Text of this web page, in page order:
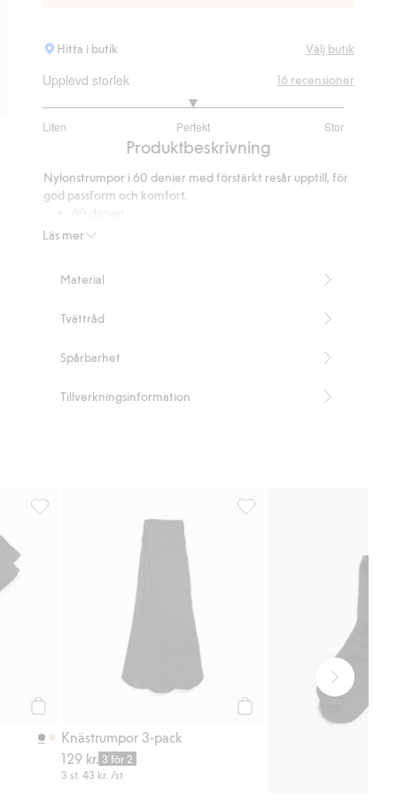
Hitta i butik Välj butik
Upplevd storlek
Liten Perfekt Stor
utav
8
betyg
16 recensioner
Produktbeskrivning
Läs mer
Nylonstrumpor i 60 denier med förstärkt resår upptill, för
god passform och komfort.
Förstärkt resår upptill
Artikelnummer
Material
Tvättråd
Spårbarhet
Tillverkningsinformation
Knästrumpor 3-pack, Lägg till i favoriter
Knästrumpor 3-pack
129 kr. 3 för 2
3 st. 43 kr. /st